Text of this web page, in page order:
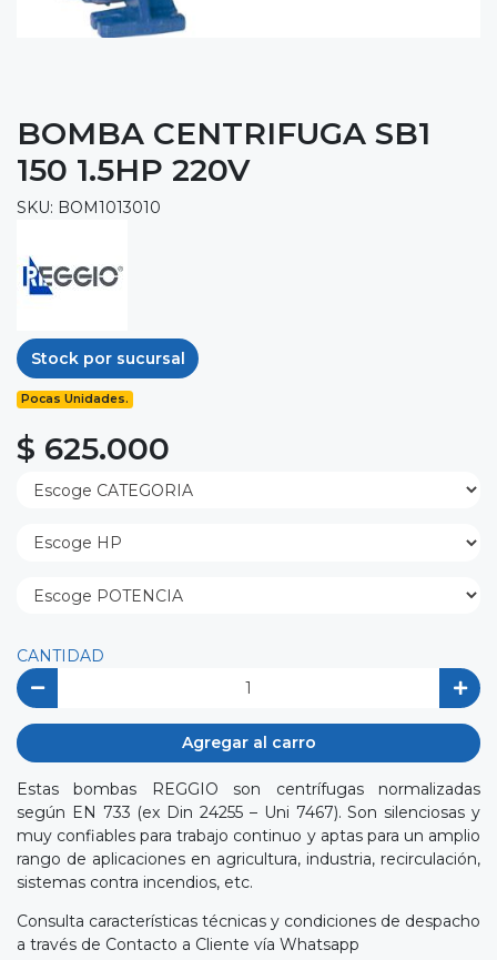
BOMBA CENTRIFUGA SB1
150 1.5HP 220V
SKU: BOM1013010
Stock por sucursal
Pocas Unidades.
$ 625.000
CANTIDAD
Agregar al carro
Estas bombas REGGIO son centrífugas normalizadas
según EN 733 (ex Din 24255 – Uni 7467). Son silenciosas y
muy confiables para trabajo continuo y aptas para un amplio
rango de aplicaciones en agricultura, industria, recirculación,
sistemas contra incendios, etc.
Consulta características técnicas y condiciones de despacho
a través de Contacto a Cliente vía Whatsapp